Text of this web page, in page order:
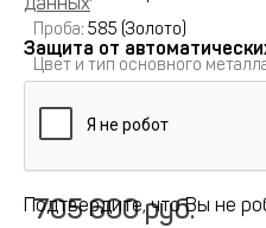
Проба: 585 (Золото)
Цвет и тип основного
Полное описание
705 600 руб.
Защита от
Подтвердите, что Вы не